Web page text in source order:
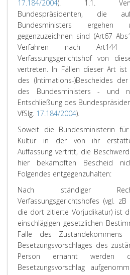
17.184/2004). 1.1.
Bundespräsidenten, die
Bundesministers
gegenzuzeichnen sind (Art67
Verfahren nach
Verfassungsgerichtshof von
vertreten. In Fällen dieser Art
des (Intimations-)Bescheides
des Bundesministers - und
Entschließung des
VfSlg. 17.184/2004).
Soweit die Bundesministerin
Kultur in der von ihr
Auffassung vertritt, die
hier bekämpften Bescheid
Folgendes entgegenzuhalten:
Nach ständiger
Verfassungsgerichtshofes (vgl. zB
die dort zitierte Vorjudikatur) ist
einschlägigen gesetzlichen
Falle des Zustandekommens
Besetzungsvorschlages des
Person ernannt
Besetzungsvorschlag